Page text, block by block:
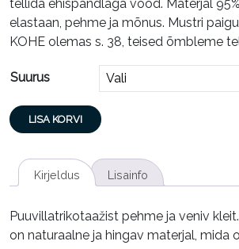
tellida ehispandlaga vööd. Materjal
elastaan, pehme ja mõnus. Mustri
KOHE olemas s. 38, teised õmbleme
Suurus
Pikk
kleit
Signatuur,
34,
36,
LISA KORVI
Kirjeldus Lisainfo
Puuvillatrikotaažist pehme ja veniv
on naturaalne ja hingav materjal, mida